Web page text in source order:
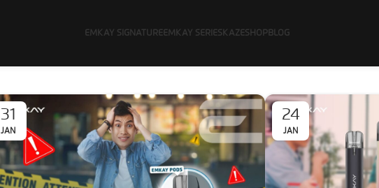
EMKAY SIGNATUREEMKAY SERIES KAZESHOPBLOG
31
JAN
24
JAN